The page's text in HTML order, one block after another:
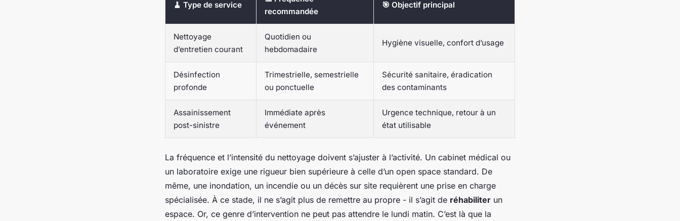
🧹 Type de service
recommandée
🎯 Objectif principal
Nettoyage
d’entretien courant
Quotidien ou
hebdomadaire
Hygiène visuelle, confort d’usage
Désinfection
profonde
Trimestrielle, semestrielle
ou ponctuelle
Sécurité sanitaire, éradication
des contaminants
Assainissement
post-sinistre
Immédiate après
événement
Urgence technique, retour à un
état utilisable
La fréquence et l’intensité du nettoyage doivent s’ajuster à l’activité. Un cabinet médical ou
un laboratoire exige une rigueur bien supérieure à celle d’un open space standard. De
même, une inondation, un incendie ou un décès sur site requièrent une prise en charge
spécialisée. À ce stade, il ne s’agit plus de remettre au propre - il s’agit de réhabiliter un
espace. Or, ce genre d’intervention ne peut pas attendre le lundi matin. C’est là que la